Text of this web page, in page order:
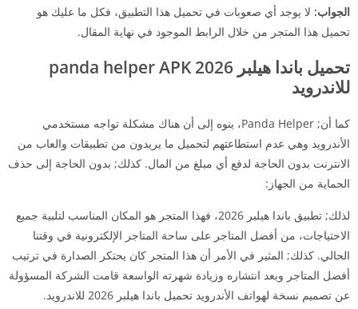
الجواب: لا يوجد أي صعوبات في تحميل هذا التطبيق، فكل ما عليك هو
تحميل هذا المتجر من خلال الرابط الموجود في نهاية المقال.
تحميل باندا هيلبر 2026 panda helper APK
للاندرويد
كما أن; Panda Helper، ينوه إلى أن هناك مشكلة تواجه مستخدمي
الأندرويد وهي عدم استطاعتهم لتحميل ما يريدون من تطبيقات والعاب من
الانترنت بدون الحاجة لدفع أي مبلغ من المال. كذلك; بدون الحاجة إلى حذف
الحماية من الجهاز:
لذلك; تطبيق باندا هيلبر 2026، فهذا المتجر هو المكان المناسب لتلبية جميع
الاحتياجات، من أفضل المتاجر على ساحة المتاجر الإلكترونية في وقتنا
الحالي. كذلك; المثير في الأمر أن هذا المتجر كان يحتكر الصدارة في ترتيب
أفضل المتاجر وبعد انتشاره وزيادة شهرته الواسعة قامت الشركة المسؤولة
عن تصميم نسخة لهواتف الأندرويد تحميل باندا هيلبر 2026 للاندرويد.